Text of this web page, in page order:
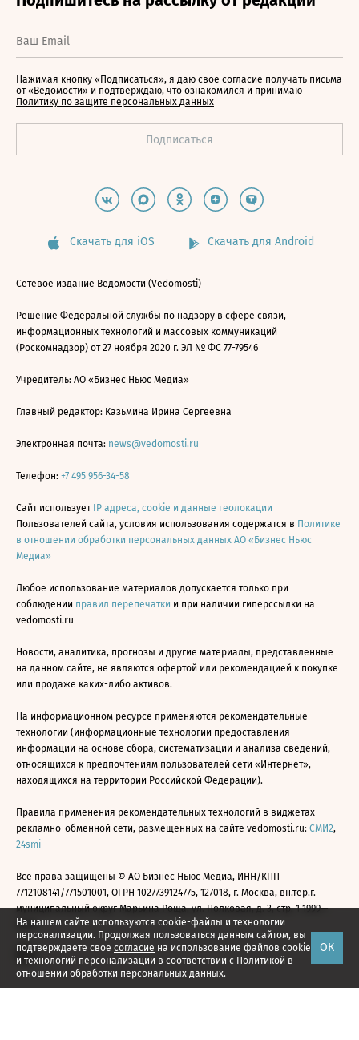
На нашем сайте используются cookie-файлы и технологии
персонализации. Продолжая пользоваться данным сайтом, вы
подтверждаете свое согласие на использование файлов cookie
и технологий персонализации в соответствии с Политикой в
отношении обработки персональных данных.
ОК
Нажимая кнопку «Подписаться», я даю свое согласие получать письма
от «Ведомости» и подтверждаю, что ознакомился и принимаю
Политику по защите персональных данных
Скачать для iOS Скачать для Android
Сетевое издание Ведомости (Vedomosti)
Решение Федеральной службы по надзору в сфере связи,
информационных технологий и массовых коммуникаций
(Роскомнадзор) от 27 ноября 2020 г. ЭЛ № ФС 77-79546
Учредитель: АО «Бизнес Ньюс Медиа»
Главный редактор: Казьмина Ирина Сергеевна
Электронная почта: news@vedomosti.ru
Телефон: +7 495 956-34-58
Сайт использует IP адреса, cookie и данные геолокации
Пользователей сайта, условия использования содержатся в Политике
в отношении обработки персональных данных АО «Бизнес Ньюс
Медиа»
Любое использование материалов допускается только при
соблюдении правил перепечатки и при наличии гиперссылки на
vedomosti.ru
Новости, аналитика, прогнозы и другие материалы, представленные
на данном сайте, не являются офертой или рекомендацией к покупке
или продаже каких-либо активов.
На информационном ресурсе применяются рекомендательные
технологии (информационные технологии предоставления
информации на основе сбора, систематизации и анализа сведений,
относящихся к предпочтениям пользователей сети «Интернет»,
находящихся на территории Российской Федерации).
Правила применения рекомендательных технологий в виджетах
рекламно-обменной сети, размещенных на сайте vedomosti.ru: СМИ2,
24smi
Все права защищены © АО Бизнес Ньюс Медиа, ИНН/КПП
7712108141/771501001, ОГРН 1027739124775, 127018, г. Москва, вн.тер.г.
муниципальный округ Марьина Роща, ул. Полковая, д. 3, стр. 1 1999—
2026